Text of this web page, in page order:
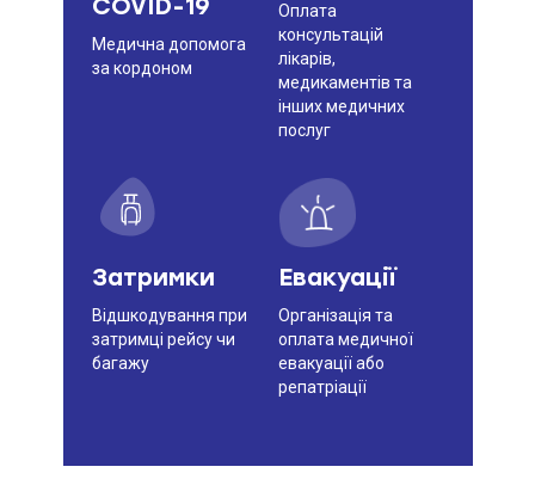
COVID-19
Медична допомога
за кордоном
Оплата
консультацій
лікарів,
медикаментів та
інших медичних
послуг
Затримки
Відшкодування при
затримці рейсу чи
багажу
Евакуації
Організація та
оплата медичної
евакуації або
репатріації